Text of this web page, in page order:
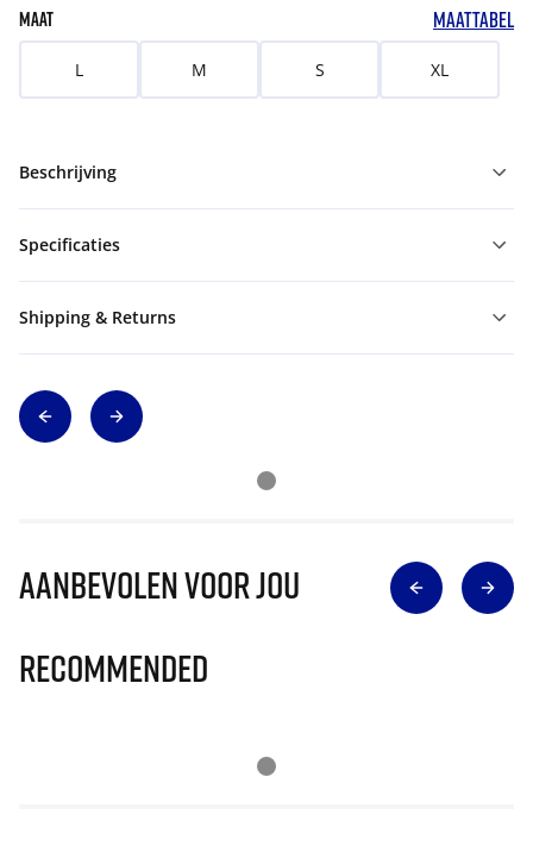
MAAT MAATTABEL
L M S XL
Beschrijving
Specificaties
Shipping & Returns
Aanbevolen voor jou
Recommended